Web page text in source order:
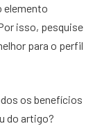
elemento
isso, pesquise
para o perfil
os benefícios
do artigo?